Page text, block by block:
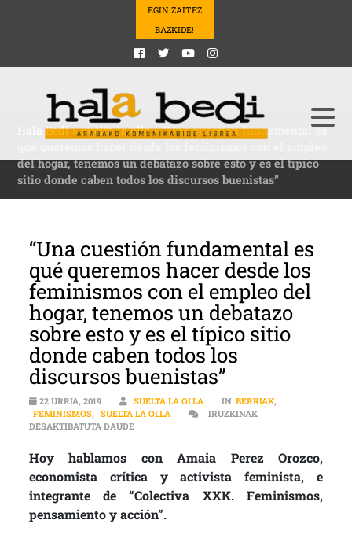
EGIN ZAITEZ
BAZKIDE!
Hala Bedi>Suelta la olla>“Una cuestión fundamental es
del hogar, tenemos un debatazo sobre esto y es el típico
sitio donde caben todos los discursos buenistas”
“Una cuestión fundamental es
qué queremos hacer desde los
feminismos con el empleo del
hogar, tenemos un debatazo
sobre esto y es el típico sitio
donde caben todos los
discursos buenistas”
22 URRIA, 2019 SUELTA LA OLLA IN BERRIAK,
FEMINISMOS, SUELTA LA OLLA
IRUZKINAK
DESAKTIBATUTA DAUDE“UNA CUESTIÓN FUNDAMENTAL ES QUÉ
Hoy hablamos con Amaia Perez Orozco,
economista crítica y activista feminista, e
integrante de “Colectiva XXK. Feminismos,
pensamiento y acción”.